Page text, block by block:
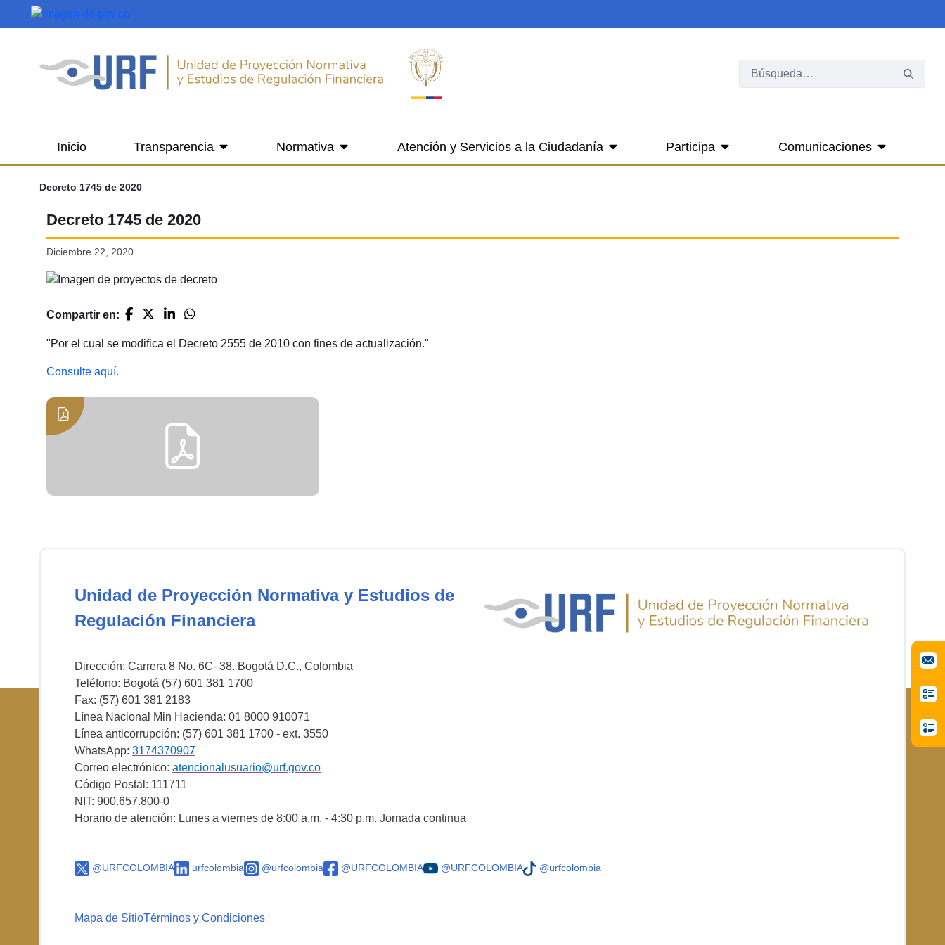
Saltar al contenido principal
Inicio Transparencia Normativa Atención y Servicios a la Ciudadanía Participa Comunicaciones
Decreto 1745 de 2020
Decreto 1745 de 2020
Diciembre 22, 2020
Compartir en:
"Por el cual se modifica el Decreto 2555 de 2010 con fines de actualización."
Consulte aquí.
Unidad de Proyección Normativa y Estudios de
Regulación Financiera
Dirección: Carrera 8 No. 6C- 38. Bogotá D.C., Colombia
Teléfono: Bogotá (57) 601 381 1700
Fax: (57) 601 381 2183
Línea Nacional Min Hacienda: 01 8000 910071
Línea anticorrupción: (57) 601 381 1700 - ext. 3550
WhatsApp: 3174370907
Correo electrónico: atencionalusuario@urf.gov.co
Código Postal: 111711
NIT: 900.657.800-0
Horario de atención: Lunes a viernes de 8:00 a.m. - 4:30 p.m. Jornada continua
@URFCOLOMBIA urfcolombia @urfcolombia @URFCOLOMBIA @URFCOLOMBIA @urfcolombia
Mapa de SitioTérminos y Condiciones